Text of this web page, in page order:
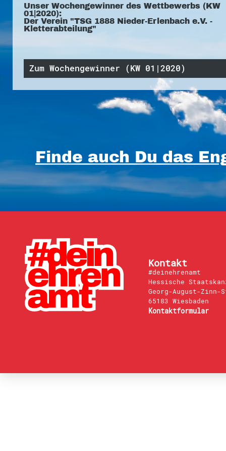
Unser Wochengewinner des Wettbewerbs (KW
01|2020):
Der Verein "TSG 1888 Nieder-Erlenbach e.V. -
Kletterabteilung"
Zum Wochengewinner (KW 01|2020)
Finde auch Du das
Kontakt
#deinehrenamt
Hessische
Georg-August-Zinn-
65183 Wiesbaden
Kontaktformular